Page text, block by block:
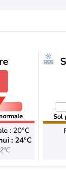
: 20°C
: 24°C
Sol